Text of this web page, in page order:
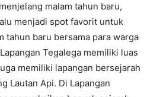
malam tahun baru,
menjadi spot favorit untuk
tahun baru bersama para warga
Tegalega memiliki luas
memiliki lapangan bersejarah
Lautan Api. Di Lapangan